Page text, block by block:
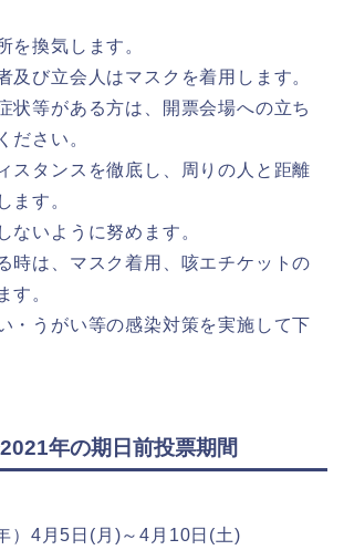
を換気します。
及び立会人はマスクを着用します。
状等がある方は、開票会場への立ち
ださい。
スタンスを徹底し、周りの人と距離
ます。
ないように努めます。
時は、マスク着用、咳エチケットの
す。
・うがい等の感染対策を実施して下
年の期日前投票期間
）4月5日(月)～4月10日(土)